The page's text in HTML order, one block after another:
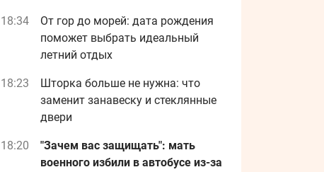
18:34
От гор до морей: дата рождения
поможет выбрать идеальный
летний отдых
18:23
Шторка больше не нужна: что
заменит занавеску и стеклянные
двери
18:20
"Зачем вас защищать": мать
военного избили в автобусе из-за